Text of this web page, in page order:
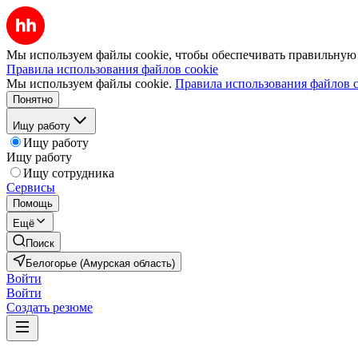
Мы используем файлы cookie, чтобы обеспечивать правильную
Правила использования файлов cookie
Мы используем файлы cookie. Правила использования файлов
Понятно
Ищу работу
Ищу работу
Ищу работу
Ищу сотрудника
Сервисы
Помощь
Ещё
Поиск
Белогорье (Амурская область)
Войти
Войти
Создать резюме